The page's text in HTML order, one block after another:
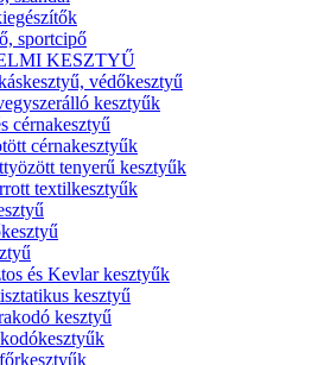
sportcipő
KESZTYŰ
védőkesztyű
kesztyűk
cérnakesztyű
cérnakesztyűk
tenyerű kesztyűk
textilkesztyűk
és Kevlar kesztyűk
kesztyű
kesztyű